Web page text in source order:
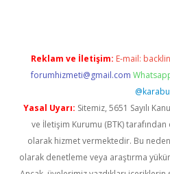
Reklam ve İletişim: E-mail:
forumhizmeti@gmail.com
Yasal Uyarı: Sitemiz, 5651 Sayılı
ve İletişim Kurumu (BTK) tarafından
olarak hizmet vermektedir. Bu
olarak denetleme veya araştırma